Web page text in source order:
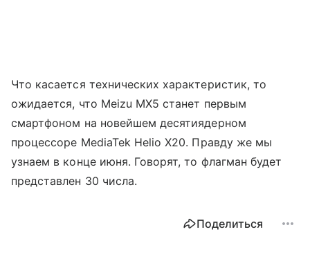
Что касается технических характеристик, то
ожидается, что Meizu MX5 станет первым
смартфоном на новейшем десятиядерном
процессоре MediaTek Helio X20. Правду же мы
узнаем в конце июня. Говорят, то флагман будет
представлен 30 числа.
Поделиться